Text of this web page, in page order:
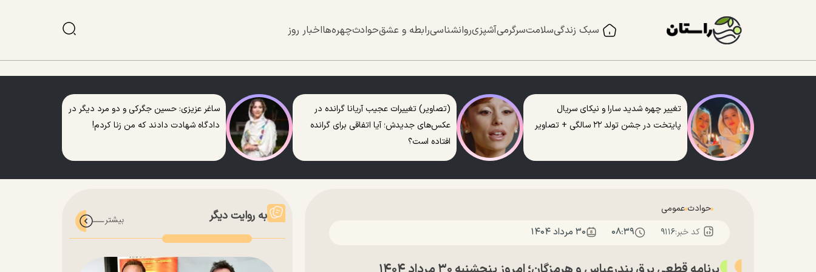
سبک زندگیسلامتسرگرمیآشپزیروانشناسیرابطه و عشقحوادثچهره‌هااخبار روز
تغییر چهره شدید سارا و نیکای سریال
پایتخت در جشن تولد ۲۲ سالگی + تصاویر
(تصاویر) تغییرات عجیب آریانا گرانده در
عکس‌های جدیدش؛ آیا اتفاقی برای گرانده
افتاده است؟
ساغر عزیزی: حسین جگرکی و دو مرد دیگر در
دادگاه شهادت دادند که من زنا کردم!
حوادث عمومی
کد خبر:۹۱۱۶ ۰۸:۳۹ ۳۰ مرداد ۱۴۰۴
به روایت دیگر